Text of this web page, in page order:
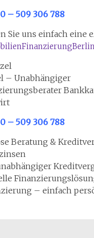
– 509 306 788
Sie uns einfach eine
– Unabhängiger
– 509 306 788
Beratung &
– einfach